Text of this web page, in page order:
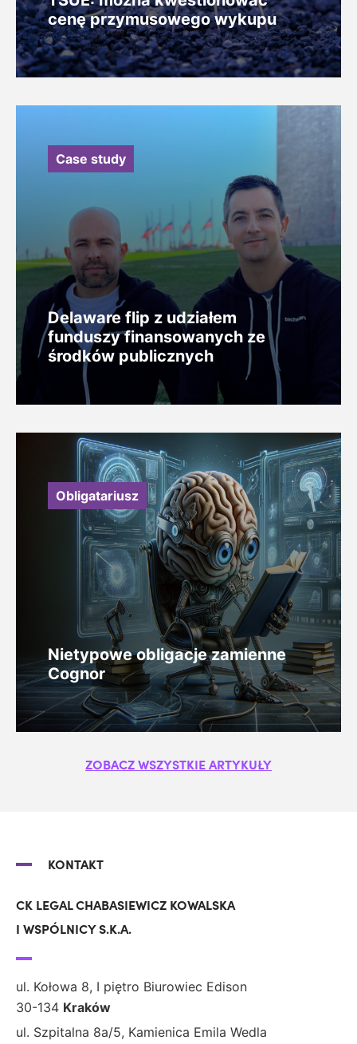
cenę przymusowego wykupu
Case study
Delaware flip z udziałem
funduszy finansowanych ze
środków publicznych
Obligatariusz
Nietypowe obligacje zamienne
Cognor
ZOBACZ WSZYSTKIE ARTYKUŁY
KONTAKT
CK LEGAL CHABASIEWICZ KOWALSKA
I WSPÓLNICY S.K.A.
ul. Kołowa 8, I piętro Biurowiec Edison
30-134 Kraków
ul. Szpitalna 8a/5, Kamienica Emila Wedla